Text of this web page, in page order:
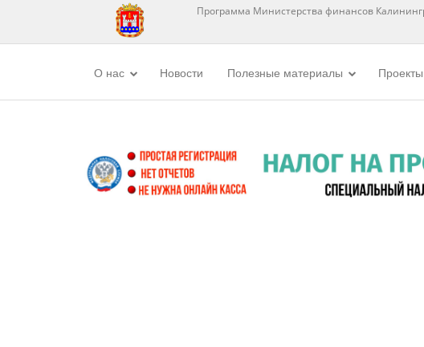
Программа Министерства финансов
О нас Новости Полезные материалы Проекты